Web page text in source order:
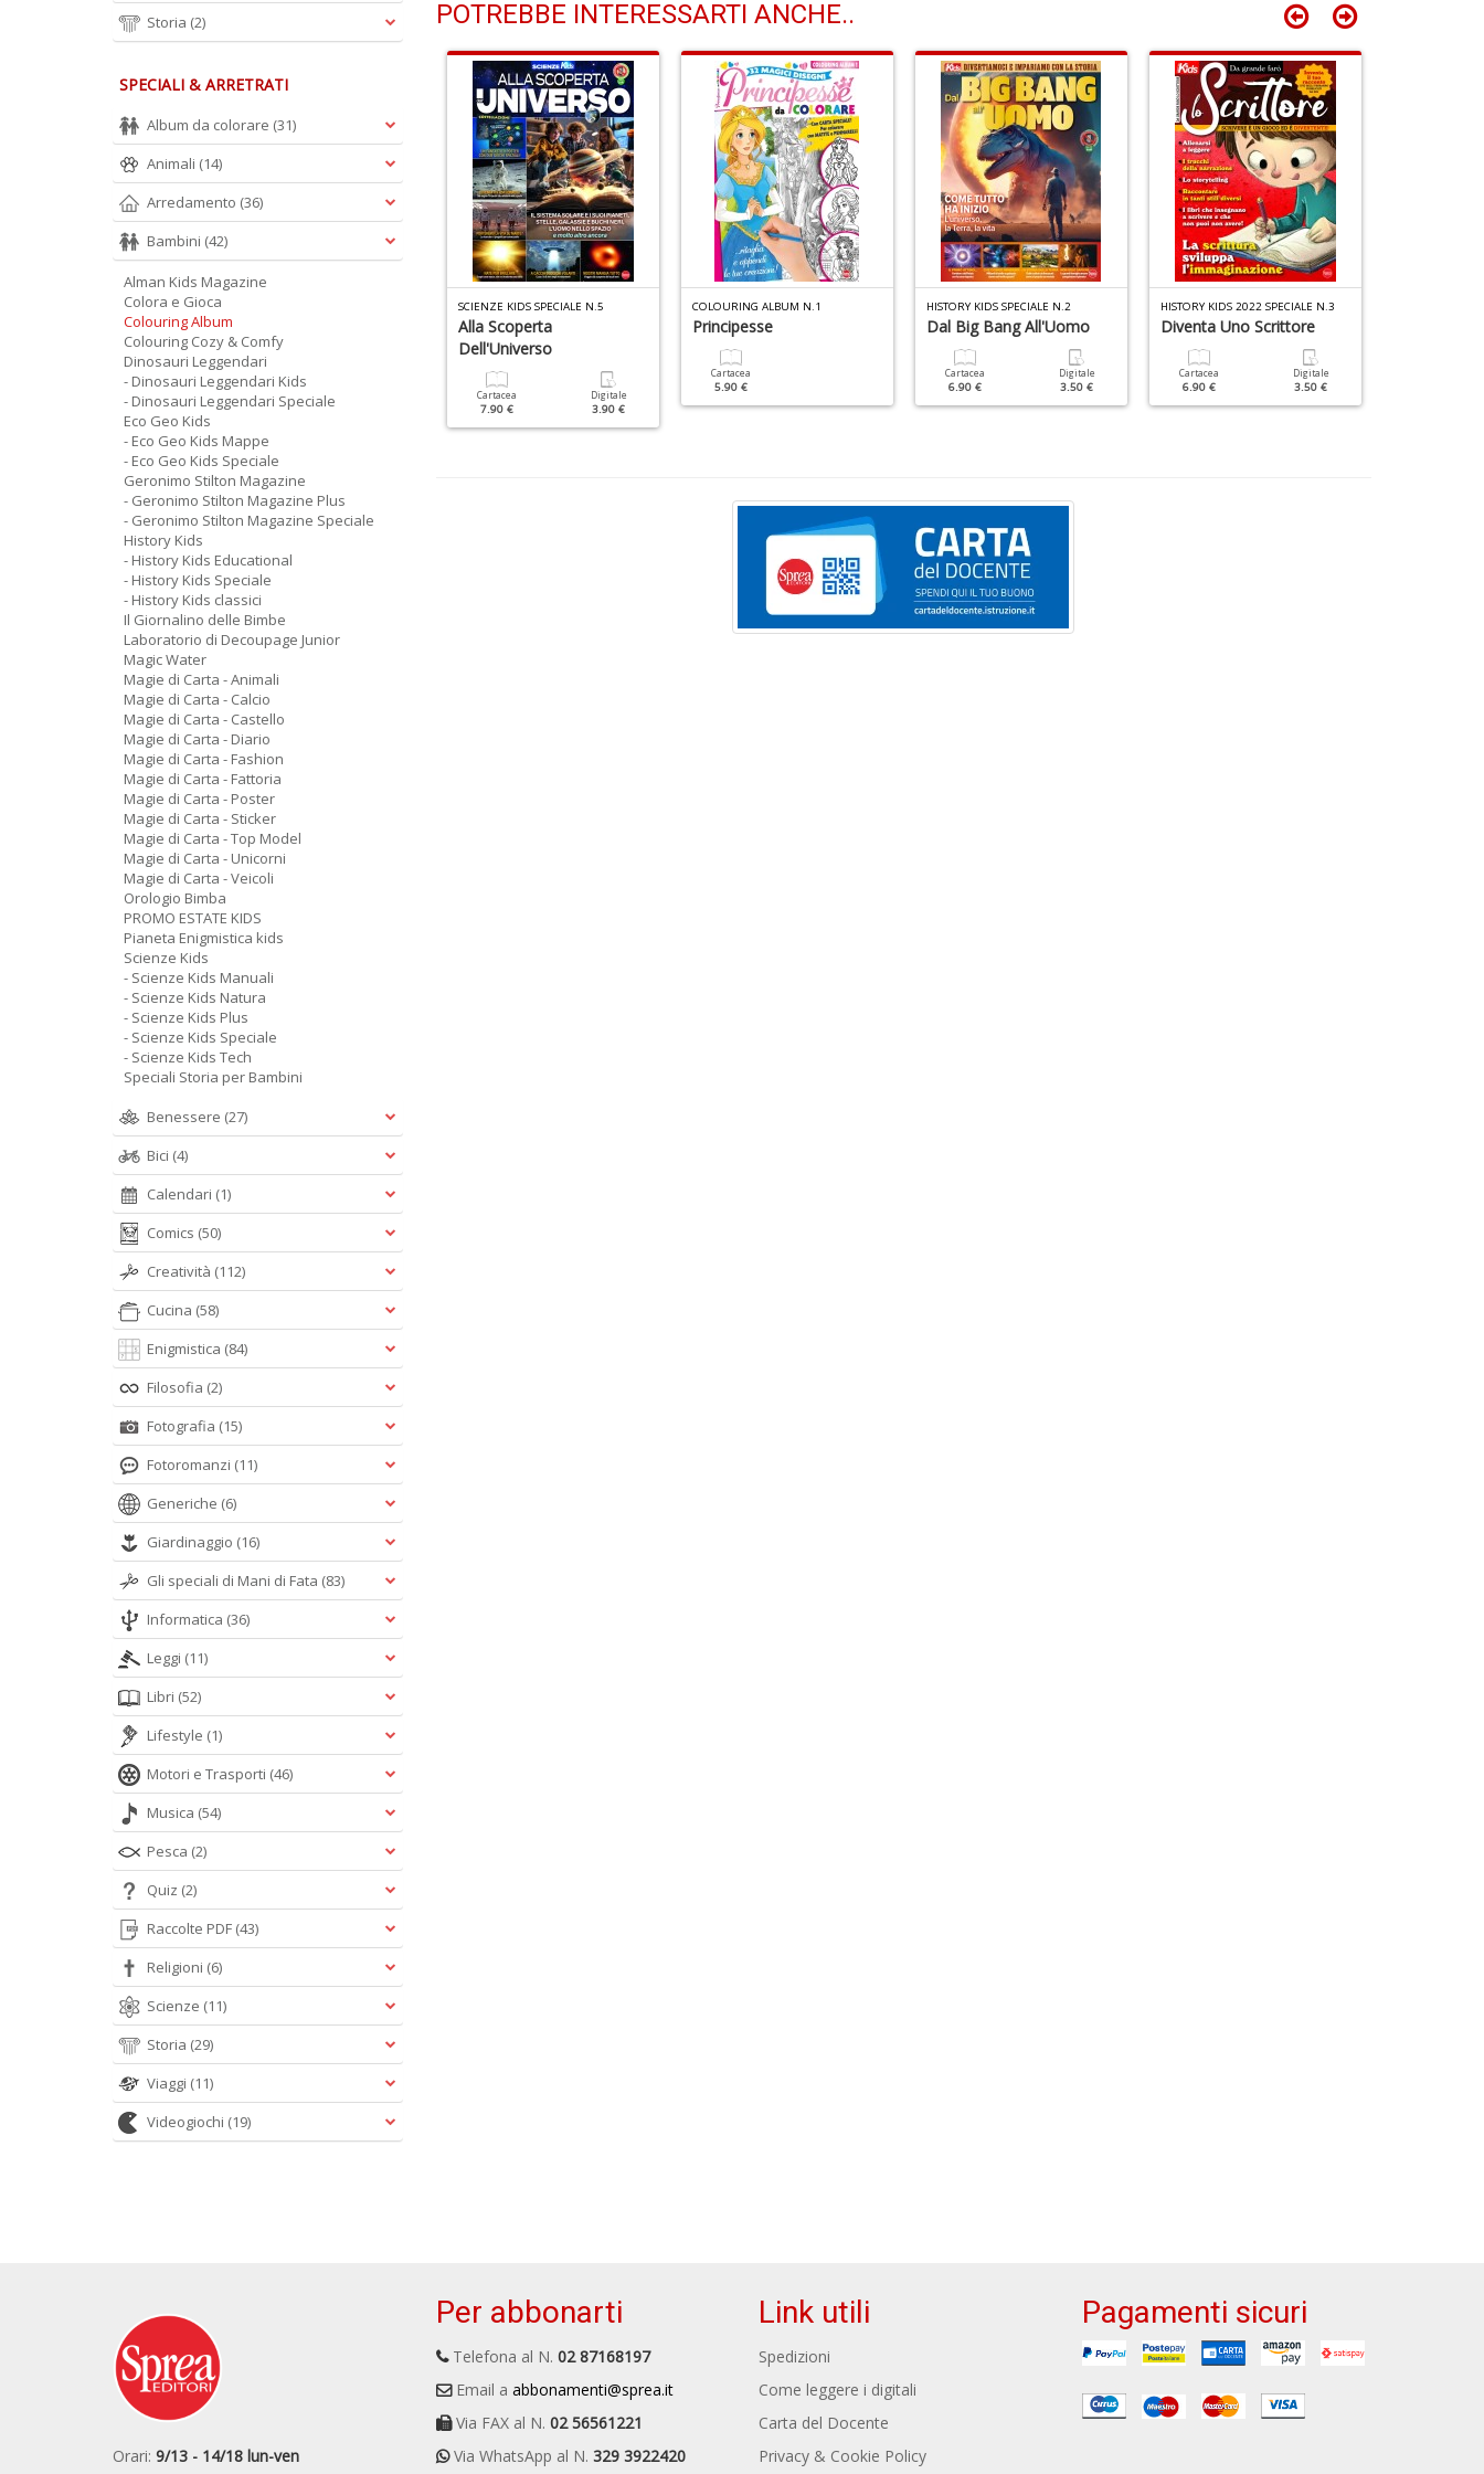
POTREBBE INTERESSARTI ANCHE..
KIDS SPECIALE N.2
Nel CORPO
Digitale
3.50 €
Vivere Al Tempo
Dell'antica ROMA
Cartacea
6.90 €
SCIENZE KIDS SPECIALE N.5
Alla Scoperta
Dell'Universo
Cartacea
7.90 €
Digitale
3.90 €
COLOURING ALBUM N.1
Principesse
Cartacea
5.90 €
HISTORY KIDS SPECIALE N.2
Dal Big Bang All'Uomo
Cartacea
6.90 €
Digitale
3.50 €
HISTORY KIDS 2022 SPECIALE N.3
Diventa Uno Scrittore
Cartacea
6.90 €
Digitale
3.50 €
Storia (2)
SPECIALI & ARRETRATI
Album da colorare (31)
Animali (14)
Arredamento (36)
Bambini (42)
Alman Kids Magazine
Colora e Gioca
Colouring Album
Colouring Cozy & Comfy
Dinosauri Leggendari
- Dinosauri Leggendari Kids
- Dinosauri Leggendari Speciale
Eco Geo Kids
- Eco Geo Kids Mappe
- Eco Geo Kids Speciale
Geronimo Stilton Magazine
- Geronimo Stilton Magazine Plus
- Geronimo Stilton Magazine Speciale
History Kids
- History Kids Educational
- History Kids Speciale
- History Kids classici
Il Giornalino delle Bimbe
Laboratorio di Decoupage Junior
Magic Water
Magie di Carta - Animali
Magie di Carta - Calcio
Magie di Carta - Castello
Magie di Carta - Diario
Magie di Carta - Fashion
Magie di Carta - Fattoria
Magie di Carta - Poster
Magie di Carta - Sticker
Magie di Carta - Top Model
Magie di Carta - Unicorni
Magie di Carta - Veicoli
Orologio Bimba
PROMO ESTATE KIDS
Pianeta Enigmistica kids
Scienze Kids
- Scienze Kids Manuali
- Scienze Kids Natura
- Scienze Kids Plus
- Scienze Kids Speciale
- Scienze Kids Tech
Speciali Storia per Bambini
Benessere (27)
Bici (4)
Calendari (1)
Comics (50)
Creatività (112)
Cucina (58)
Enigmistica (84)
Filosofia (2)
Fotografia (15)
Fotoromanzi (11)
Generiche (6)
Giardinaggio (16)
Gli speciali di Mani di Fata (83)
Informatica (36)
Leggi (11)
Libri (52)
Lifestyle (1)
Motori e Trasporti (46)
Musica (54)
Pesca (2)
Quiz (2)
Raccolte PDF (43)
Religioni (6)
Scienze (11)
Storia (29)
Viaggi (11)
Videogiochi (19)
Orari: 9/13 - 14/18 lun-ven
Per abbonarti
Telefona al N. 02 87168197
Email a abbonamenti@sprea.it
Via FAX al N. 02 56561221
Via WhatsApp al N. 329 3922420
Link utili
Spedizioni
Come leggere i digitali
Carta del Docente
Privacy & Cookie Policy
Pagamenti sicuri